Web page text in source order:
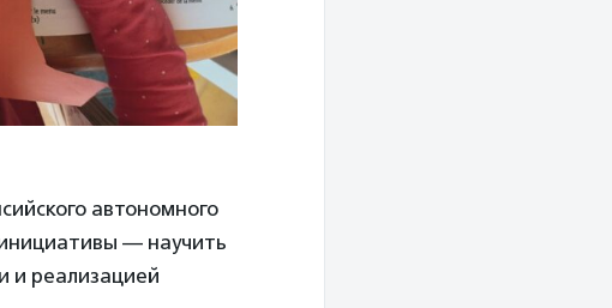
автономного
— научить
и реализацией